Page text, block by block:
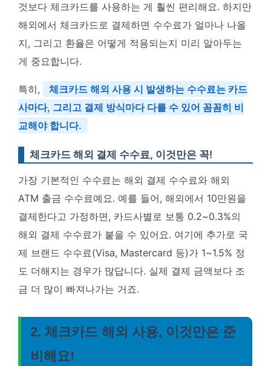
것보다 체크카드를 사용하는 게 훨씬 편리해요. 하지만
해외에서 체크카드로 결제하면 수수료가 얼마나 나올
지, 그리고 환율은 어떻게 적용되는지 미리 알아두는
게 중요합니다.
특히,
체크카드 해외 사용 시 발생하는 수수료는 카드
사마다, 그리고 결제 방식마다 다를 수 있어 꼼꼼히 비
교해야 합니다.
체크카드 해외 결제 수수료, 이것만은 꼭!
가장 기본적인 수수료는 해외 결제 수수료와 해외
ATM 출금 수수료예요. 예를 들어, 해외에서 10만원을
결제한다고 가정하면, 카드사별로 보통 0.2~0.3%의
해외 결제 수수료가 붙을 수 있어요. 여기에 추가로 국
제 브랜드 수수료(Visa, Mastercard 등)가 1~1.5% 정
도 더해지는 경우가 많답니다. 실제 결제 금액보다 조
금 더 많이 빠져나가는 거죠.
2. 체크카드 해외 사용, 이것만은 준
비해요!